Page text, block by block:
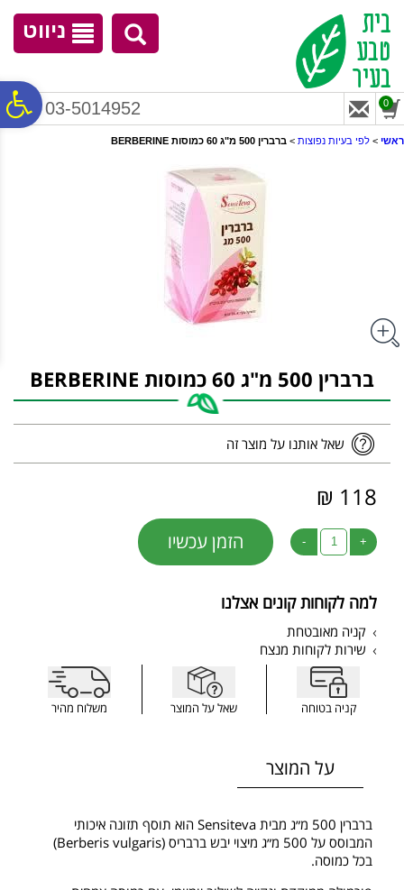
נגישות
ניווט
03-5014952 0
ראשי > לפי בעיות נפוצות > ברברין 500 מ"ג 60 כמוסות BERBERINE
ברברין 500 מ"ג 60 כמוסות BERBERINE
שאל אותנו על מוצר זה
118 ₪
+
- הזמן עכשיו
למה לקוחות קונים אצלנו
קניה מאובטחת
שירות לקוחות מנצח
קניה בטוחה שאל על המוצר משלוח מהיר
על המוצר
ברברין 500 מ״ג מבית Sensiteva הוא תוסף תזונה איכותי
המבוסס על 500 מ״ג מיצוי יבש ברבריס (Berberis vulgaris)
בכל כמוסה.